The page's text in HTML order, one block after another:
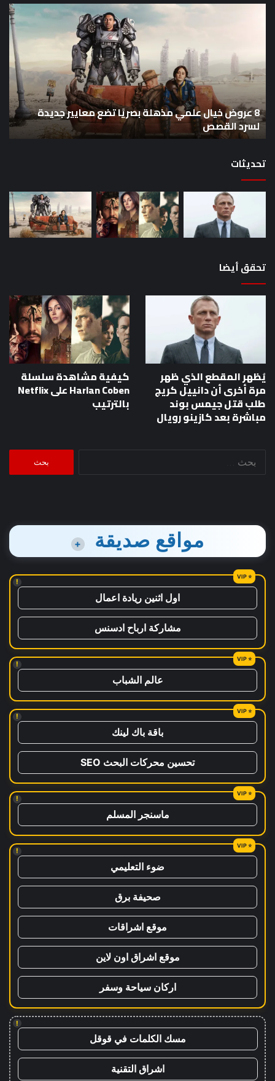
مذهلة
بصريًا
تضع
معايير
جديدة
لسرد
القصص
8 عروض خيال علمي مذهلة بصريًا تضع معايير جديدة
لسرد القصص
تحديثات
تحقق أيضا
يُظهر المقطع الذي ظهر
مرة أخرى أن دانييل كريج
طلب قتل جيمس بوند
مباشرة بعد كازينو رويال
كيفية مشاهدة سلسلة
Harlan Coben على Netflix
بالترتيب
مواقع صديقة +
!
اول اثنين ريادة اعمال
مشاركة ارباح ادسنس
!
عالم الشباب
!
باقة باك لينك
تحسين محركات البحث SEO
!
ماسنجر المسلم
!
ضوء التعليمي
صحيفة برق
موقع اشراقات
موقع اشراق اون لاين
اركان سياحة وسفر
!
مسك الكلمات في قوقل
اشراق التقنية